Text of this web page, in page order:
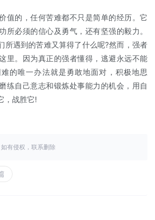
值的，任何苦难都不只是简单的经历。它
所必须的信心及勇气，还有坚强的毅力。
所遇到的苦难又算得了什么呢?然而，强者
里。因为真正的强者懂得，逃避永远不能
的唯一办法就是勇敢地面对，积极地思
练自己意志和锻炼处事能力的机会，用自
，战胜它!
有侵权，联系删除